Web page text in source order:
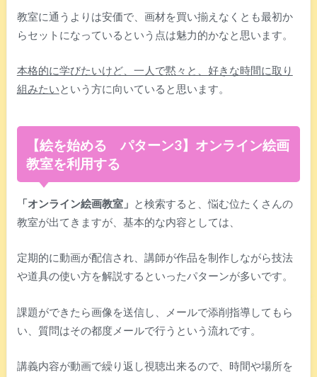
教室に通うよりは安価で、画材を買い揃えなくとも最初か
らセットになっているという点は魅力的かなと思います。
本格的に学びたいけど、一人で黙々と、好きな時間に取り
組みたいという方に向いていると思います。
【絵を始める パターン3】オンライン絵画
教室を利用する
「オンライン絵画教室」 と検索すると、悩む位たくさんの
教室が出てきますが、基本的な内容としては、
定期的に動画が配信され、講師が作品を制作しながら技法
や道具の使い方を解説するといったパターンが多いです。
課題ができたら画像を送信し、メールで添削指導してもら
い、質問はその都度メールで行うという流れです。
講義内容が動画で繰り返し視聴出来るので、時間や場所を